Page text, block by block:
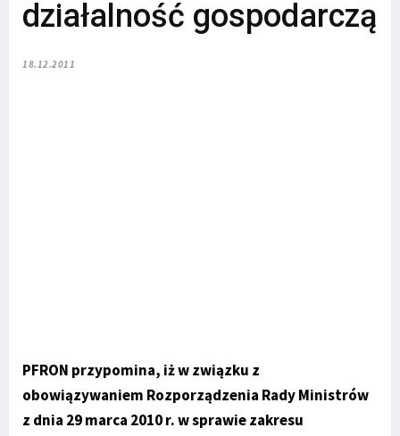
działalność gospodarczą
18.12.2011
PFRON przypomina, iż w związku z
obowiązywaniem Rozporządzenia Rady Ministrów
z dnia 29 marca 2010 r. w sprawie zakresu